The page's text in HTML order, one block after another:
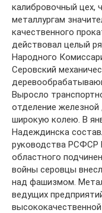
калибровочный цех,
металлургам
качественного
действовал целый
Народного
Серовский
Выросло
отделение
широкую колею. В
Надеждинска
руководства РСФСР
областного
войны серовцы
над фашизмом.
ведущих